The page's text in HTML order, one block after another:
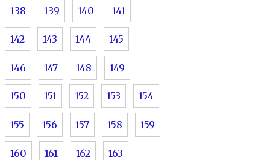
138 139 140 141
142 143 144 145
146 147 148 149
150 151 152 153 154
155 156 157 158 159
160 161 162 163